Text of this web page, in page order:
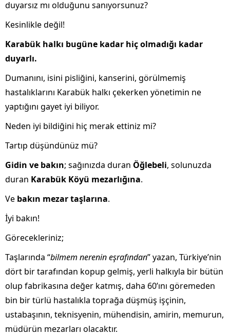
duyarsız mı olduğunu sanıyorsunuz?
Kesinlikle değil!
Karabük halkı bugüne kadar hiç olmadığı kadar
duyarlı.
Dumanını, isini pisliğini, kanserini, görülmemiş
hastalıklarını Karabük halkı çekerken yönetimin ne
yaptığını gayet iyi biliyor.
Neden iyi bildiğini hiç merak ettiniz mi?
Tartıp düşündünüz mü?
Gidin ve bakın; sağınızda duran Öğlebeli, solunuzda
duran Karabük Köyü mezarlığına.
Ve bakın mezar taşlarına.
İyi bakın!
Görecekleriniz;
Taşlarında “bilmem nerenin eşrafından” yazan, Türkiye’nin
dört bir tarafından kopup gelmiş, yerli halkıyla bir bütün
olup fabrikasına değer katmış, daha 60’ını göremeden
bin bir türlü hastalıkla toprağa düşmüş işçinin,
ustabaşının, teknisyenin, mühendisin, amirin, memurun,
müdürün mezarları olacaktır.